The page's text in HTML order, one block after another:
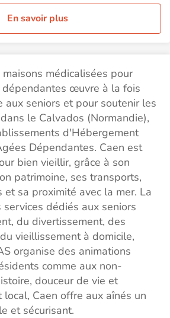
En savoir plus
médicalisées pour
dépendantes œuvre à la fois
aux seniors et pour soutenir les
le Calvados (Normandie),
d'Hébergement
Dépendantes. Caen est
bien vieillir, grâce à son
patrimoine, ses transports,
et sa proximité avec la mer. La
dédiés aux seniors
du divertissement, des
vieillissement à domicile,
organise des animations
comme aux non-
douceur de vie et
local, Caen offre aux aînés un
et sécurisant.